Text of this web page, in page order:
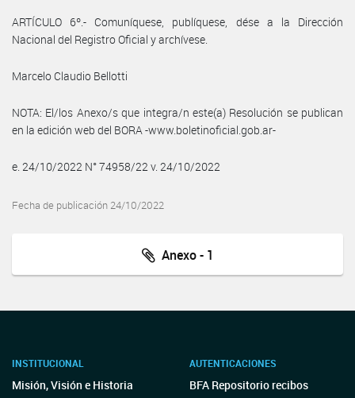
ARTÍCULO 6º.- Comuníquese, publíquese, dése a la Dirección
Nacional del Registro Oficial y archívese.
Marcelo Claudio Bellotti
NOTA: El/los Anexo/s que integra/n este(a) Resolución se publican
en la edición web del BORA -www.boletinoficial.gob.ar-
e. 24/10/2022 N° 74958/22 v. 24/10/2022
Fecha de publicación 24/10/2022
Anexo - 1
INSTITUCIONAL
Misión, Visión e Historia
AUTENTICACIONES
BFA Repositorio recibos